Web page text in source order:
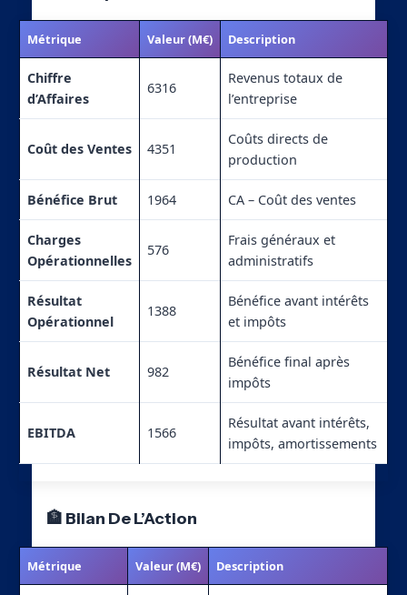
Métrique Valeur (M€) Description
Chiffre
d’Affaires
6316
Revenus totaux de
l’entreprise
Coût des Ventes 4351
Coûts directs de
production
Bénéfice Brut 1964 CA – Coût des ventes
Charges
Opérationnelles
576
Frais généraux et
administratifs
Résultat
Opérationnel
1388
Bénéfice avant intérêts
et impôts
Résultat Net 982
Bénéfice final après
impôts
EBITDA 1566
Résultat avant intérêts,
impôts, amortissements
🏦 Bilan De L’Action
Métrique Valeur (M€) Description